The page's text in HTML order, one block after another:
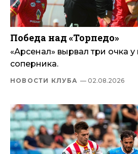
Победа над «Торпедо»
«Арсенал» вырвал три очка
соперника.
НОВОСТИ КЛУБА — 02.08.2026